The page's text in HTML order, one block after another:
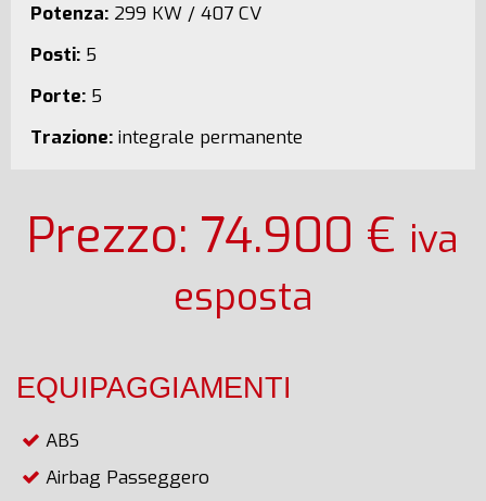
Potenza: 299 KW / 407 CV
Posti: 5
Porte: 5
Trazione: integrale permanente
Prezzo: 74.900 € iva
esposta
EQUIPAGGIAMENTI
ABS
Airbag Passeggero